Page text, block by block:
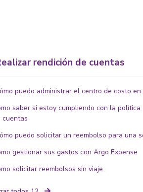
rendición de cuentas
puedo administrar el centro de costo
saber si estoy cumpliendo con la
cuentas
puedo solicitar un reembolso para una
gestionar sus gastos con Argo Expense
solicitar reembolsos sin viaje